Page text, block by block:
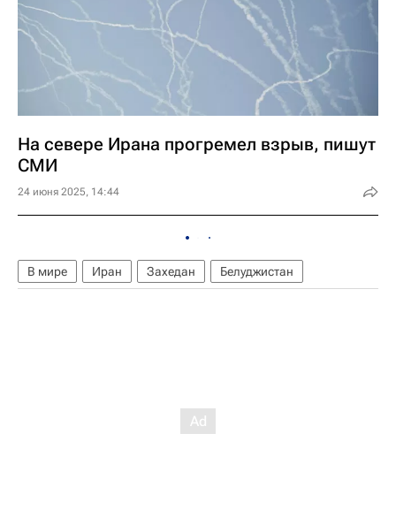
На севере Ирана прогремел взрыв, пишут
СМИ
24 июня 2025, 14:44
В мире Иран Захедан Белуджистан